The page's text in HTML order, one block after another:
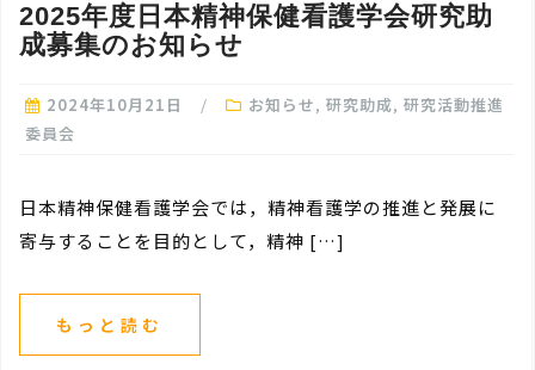
2025年度日本精神保健看護学会研究助
成募集のお知らせ
2024年10月21日 お知らせ, 研究助成, 研究活動推進
委員会
日本精神保健看護学会では，精神看護学の推進と発展に
寄与することを目的として，精神 […]
もっと読む